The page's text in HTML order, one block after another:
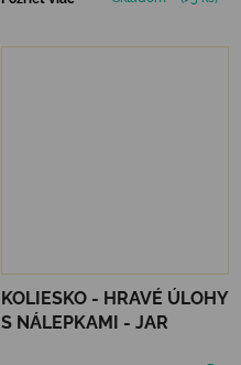
KOLIESKO - HRAVÉ ÚLOHY
S NÁLEPKAMI - JAR